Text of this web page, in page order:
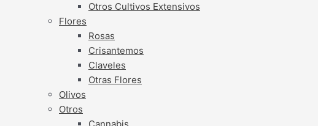
Otros Cultivos Extensivos
Flores
Rosas
Crisantemos
Claveles
Otras Flores
Olivos
Otros